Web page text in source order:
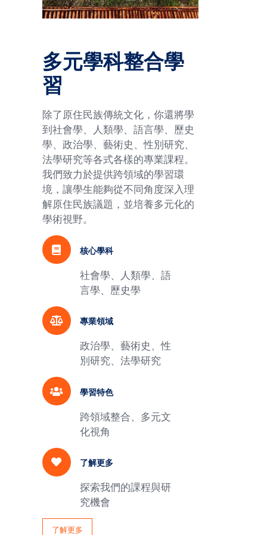
多元學科整合學
習
除了原住民族傳統文化，你還將學
到社會學、人類學、語言學、歷史
學、政治學、藝術史、性別研究、
法學研究等各式各樣的專業課程。
我們致力於提供跨領域的學習環
境，讓學生能夠從不同角度深入理
解原住民族議題，並培養多元化的
學術視野。
核心學科
社會學、人類學、語
言學、歷史學
專業領域
政治學、藝術史、性
別研究、法學研究
學習特色
跨領域整合、多元文
化視角
了解更多
探索我們的課程與研
究機會
了解更多